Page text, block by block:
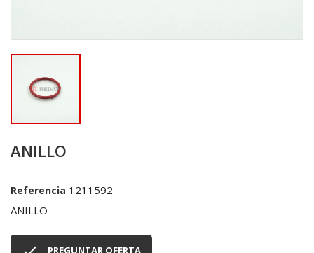
ANILLO
Referencia 1211592
ANILLO
PREGUNTAR OFERTA